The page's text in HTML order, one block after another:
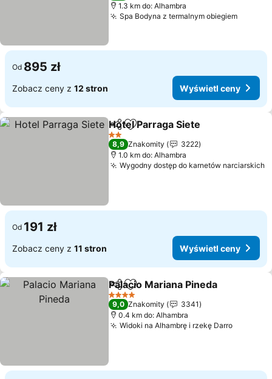
1.3 km do: Alhambra
Spa Bodyna z termalnym obiegiem
Od 895 zł
Zobacz ceny z 12 stron Wyświetl ceny
Udostępnij
Dodaj do ulubionych
Hotel Parraga Siete
2 Kategoria
8,9 Znakomity
3222
1.0 km do: Alhambra
Wygodny dostęp do karnetów narciarskich
Od 191 zł
Zobacz ceny z 11 stron Wyświetl ceny
Udostępnij
Dodaj do ulubionych
Palacio Mariana Pineda
4 Kategoria
9,0 Znakomity
3341
0.4 km do: Alhambra
Widoki na Alhambrę i rzekę Darro